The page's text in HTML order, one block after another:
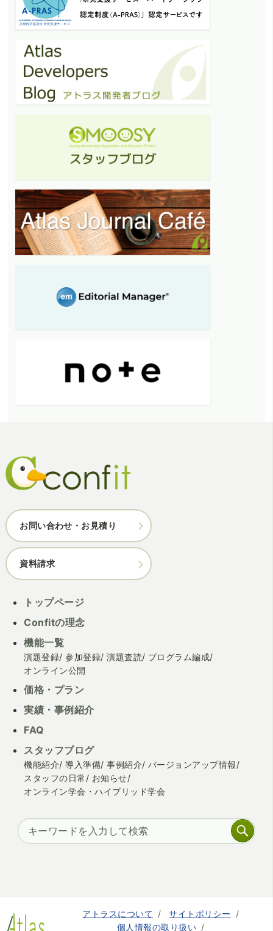
お問い合わせ・お見積り
資料請求
トップページ
Confitの理念
機能一覧
演題登録 参加登録 演題査読
プログラム編成
オンライン公開
価格・プラン
実績・事例紹介
FAQ
スタッフブログ
機能紹介 導入準備 事例紹介
バージョンアップ情報
スタッフの日常
お知らせ
オンライン学会・ハイブリッド学会
アトラスについて
サイトポリシー
個人情報の取り扱い